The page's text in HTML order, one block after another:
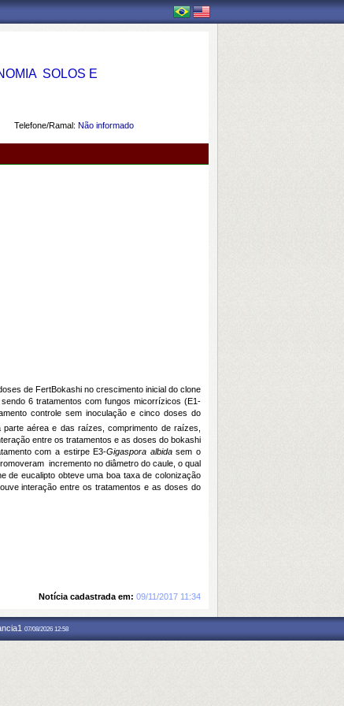
 SOLOS E
Telefone/Ramal: Não informado
de FertBokashi no crescimento inicial do clone
6 tratamentos com fungos micorrízicos (E1-
controle sem inoculação e cinco doses do
aérea e das raízes, comprimento de raízes,
entre os tratamentos e as doses do bokashi
com a estirpe E3-Gigaspora albidasem o
incremento no diâmetro do caule, o qual
de eucalipto obteve uma boa taxa de colonização
interação entre os tratamentos e as doses do
Notícia cadastrada em: 09/11/2017 11:34
07/08/2026 12:58